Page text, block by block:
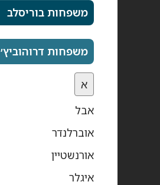
משפחות בוריסלב
משפחות דרוהוביץ׳
א
אבל
אוברלנדר
אורנשטיין
איגלר